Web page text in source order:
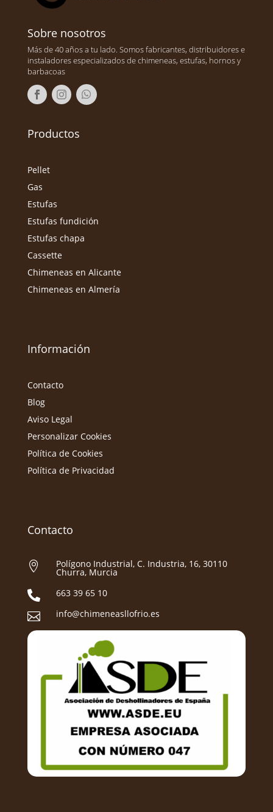
Sobre nosotros
Más de 40 años a tu lado. Somos fabricantes, distribuidores e
instaladores especializados de chimeneas, estufas, hornos y
barbacoas
Productos
Pellet
Gas
Estufas
Estufas fundición
Estufas chapa
Cassette
Chimeneas en Alicante
Chimeneas en Almería
Información
Contacto
Blog
Aviso Legal
Personalizar Cookies
Política de Cookies
Política de Privacidad
Contacto
 Polígono Industrial, C. Industria, 16, 30110
Churra, Murcia
 663 39 65 10
 info@chimeneasllofrio.es